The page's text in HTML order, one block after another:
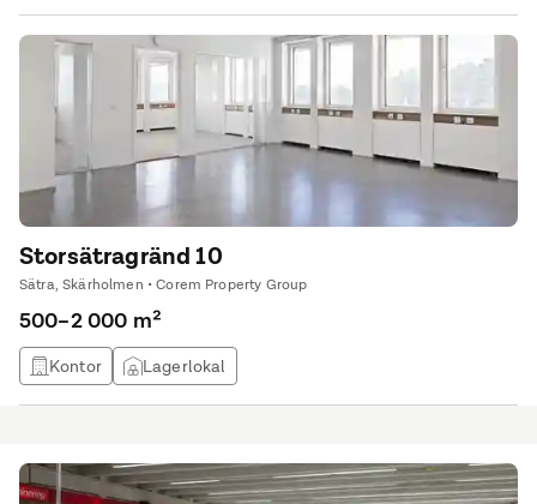
Storsätragränd 10
Sätra, Skärholmen • Corem Property Group
500–2 000 m²
Kontor Lagerlokal